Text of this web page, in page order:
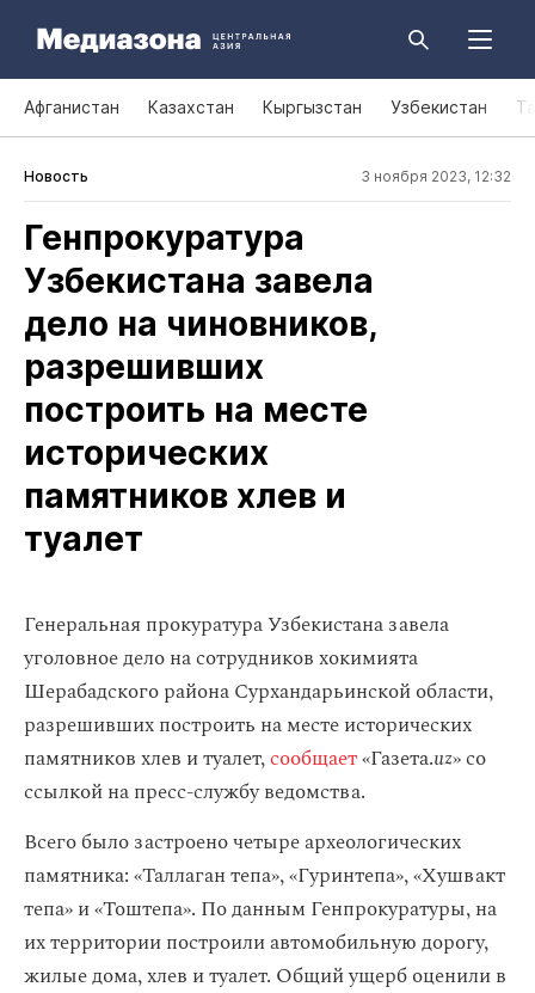
Афганистан Казахстан Кыргызстан Узбекистан
Новость 3 ноября 2023, 12:32
Генпрокуратура
Узбекистана завела
дело на чиновников,
разрешивших
построить на месте
исторических
памятников хлев и
туалет
Генеральная прокуратура Узбекистана завела
уголовное дело на сотрудников хокимията
Шерабадского района Сурхандарьинской области,
разрешивших построить на месте исторических
памятников хлев и туалет,сообщает«Газета.uz» со
ссылкой на пресс-службу ведомства.
Всего было застроено четыре археологических
памятника: «Таллаган тепа», «Гуринтепа», «Хушвакт
тепа» и «Тоштепа». По данным Генпрокуратуры, на
их территории построили автомобильную дорогу,
жилые дома, хлев и туалет. Общий ущерб оценили в